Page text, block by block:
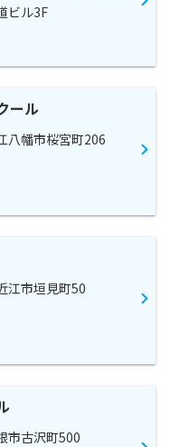
ビル3F
ール
八幡市桜宮町206
江市垣見町50
市古沢町500